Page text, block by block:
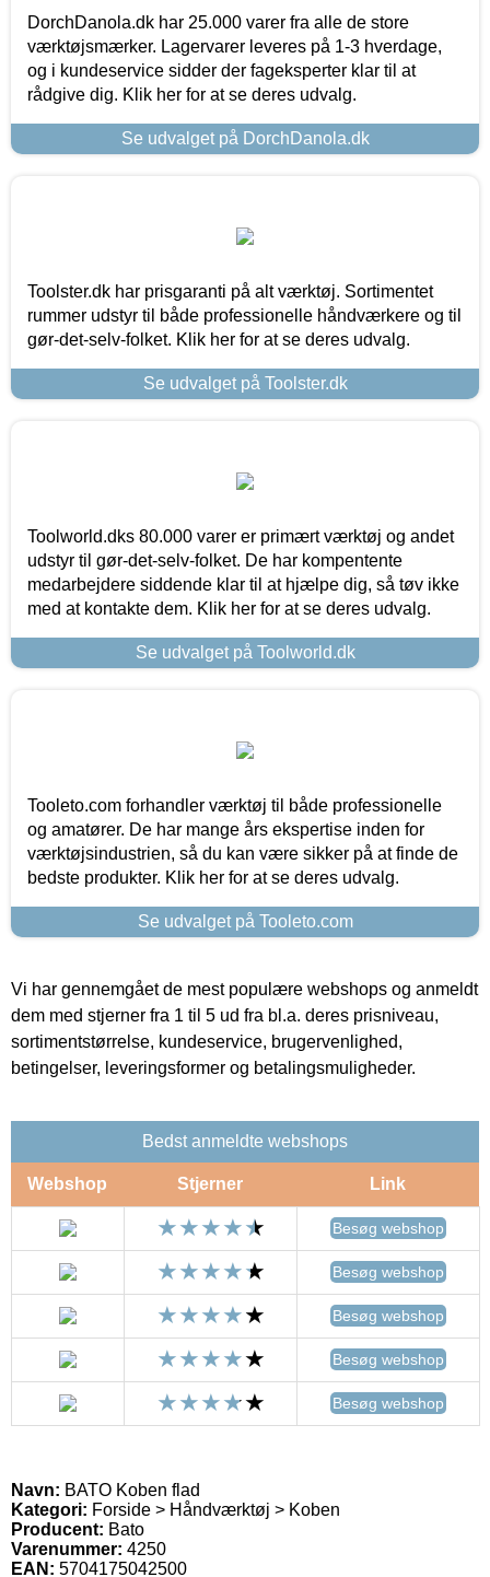
DorchDanola.dk har 25.000 varer fra alle de store
værktøjsmærker. Lagervarer leveres på 1-3 hverdage,
og i kundeservice sidder der fageksperter klar til at
rådgive dig. Klik her for at se deres udvalg.
Se udvalget på DorchDanola.dk
Toolster.dk har prisgaranti på alt værktøj. Sortimentet
rummer udstyr til både professionelle håndværkere og til
gør-det-selv-folket. Klik her for at se deres udvalg.
Se udvalget på Toolster.dk
Toolworld.dks 80.000 varer er primært værktøj og andet
udstyr til gør-det-selv-folket. De har kompentente
medarbejdere siddende klar til at hjælpe dig, så tøv ikke
med at kontakte dem. Klik her for at se deres udvalg.
Se udvalget på Toolworld.dk
Tooleto.com forhandler værktøj til både professionelle
og amatører. De har mange års ekspertise inden for
værktøjsindustrien, så du kan være sikker på at finde de
bedste produkter. Klik her for at se deres udvalg.
Se udvalget på Tooleto.com
Vi har gennemgået de mest populære webshops og anmeldt
dem med stjerner fra 1 til 5 ud fra bl.a. deres prisniveau,
sortimentstørrelse, kundeservice, brugervenlighed,
betingelser, leveringsformer og betalingsmuligheder.
Bedst anmeldte webshops
Webshop Stjerner Link
Besøg webshop
Besøg webshop
Besøg webshop
Besøg webshop
Besøg webshop
Navn: BATO Koben flad
Kategori: Forside > Håndværktøj > Koben
Producent: Bato
Varenummer: 4250
EAN: 5704175042500